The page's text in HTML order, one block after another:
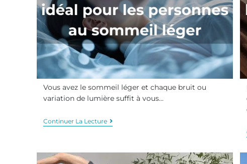
Vous avez le sommeil léger et chaque bruit ou
variation de lumière suffit à vous…
Continuer La Lecture